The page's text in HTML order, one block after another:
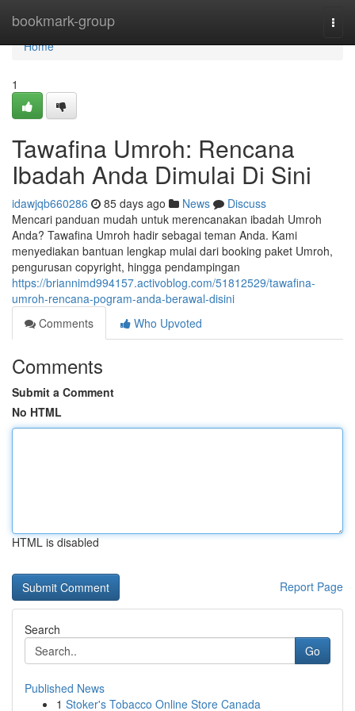
bookmark-group
Home
Home
1
Tawafina Umroh: Rencana
Ibadah Anda Dimulai Di Sini
idawjqb660286 85 days ago News
Discuss
Mencari panduan mudah untuk merencanakan ibadah Umroh
Anda? Tawafina Umroh hadir sebagai teman Anda. Kami
menyediakan bantuan lengkap mulai dari booking paket Umroh,
pengurusan copyright, hingga pendampingan
https://briannimd994157.activoblog.com/51812529/tawafina-
umroh-rencana-pogram-anda-berawal-disini
Comments
Who Upvoted
Comments
Submit a Comment
No HTML
HTML is disabled
Report Page
Search
Go
Published News
1 Stoker's Tobacco Online Store Canada